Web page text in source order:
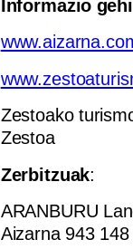
Informazio
Zestoako
Zestoa
Zerbitzuak:
ARANBURU
Aizarna 943